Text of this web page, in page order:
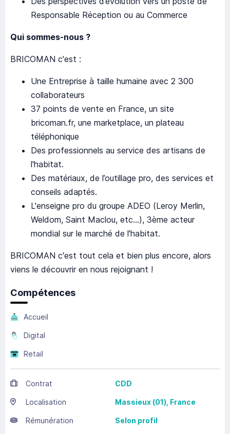
Responsable Réception ou au Commerce
Qui sommes-nous ?
BRICOMAN c'est :
Une Entreprise à taille humaine avec 2 300
collaborateurs
37 points de vente en France, un site
bricoman.fr, une marketplace, un plateau
téléphonique
Des professionnels au service des artisans de
l'habitat.
Des matériaux, de l’outillage pro, des services et
conseils adaptés.
L'enseigne pro du groupe ADEO (Leroy Merlin,
Weldom, Saint Maclou, etc...), 3ème acteur
mondial sur le marché de l'habitat.
BRICOMAN c'est tout cela et bien plus encore, alors
viens le découvrir en nous rejoignant !
Compétences
Accueil
Digital
Retail
Contrat CDD
Localisation Massieux (01), France
Rémunération Selon profil